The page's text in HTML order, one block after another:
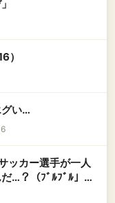
）
グい…
ッカー選手が一人
…？（ﾌﾞﾙﾌﾞﾙ」＝